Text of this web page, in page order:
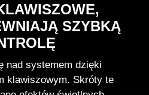
SZYBKĄ
nad systemem dzięki
klawiszowym. Skróty te